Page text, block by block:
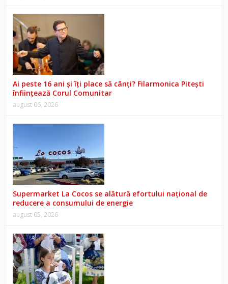
Ai peste 16 ani și îți place să cânți? Filarmonica Pitești
înființează Corul Comunitar
august 06, 2026
Supermarket La Cocos se alătură efortului național de
reducere a consumului de energie
august 05, 2026